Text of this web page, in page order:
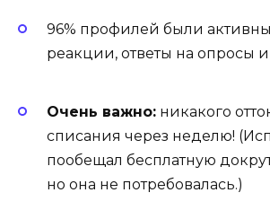
96% профилей были
реакции, ответы на опросы и
Очень важно: никакого
списания через неделю!
пообещал бесплатную
но она не потребовалась.)